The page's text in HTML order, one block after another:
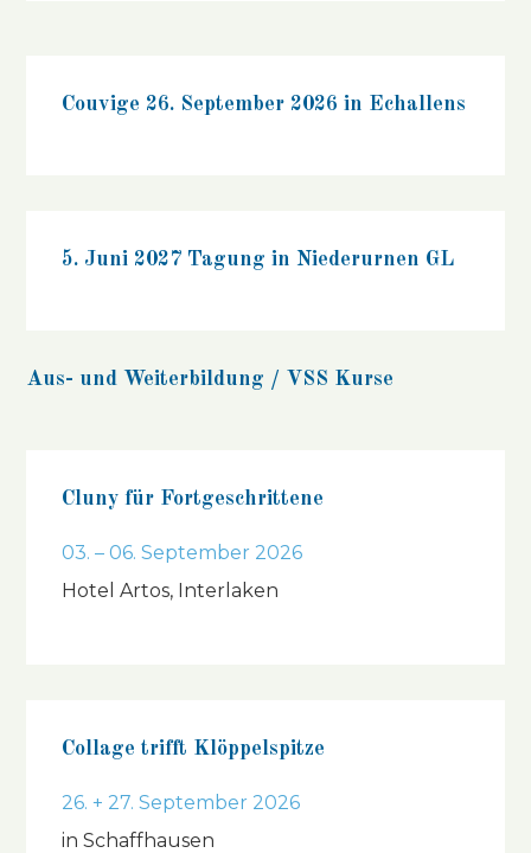
Couvige 26. September 2026 in Echallens
5. Juni 2027 Tagung in Niederurnen GL
Aus- und Weiterbildung / VSS Kurse
Cluny für Fortgeschrittene
03. – 06. September 2026
Hotel Artos, Interlaken
Collage trifft Klöppelspitze
26. + 27. September 2026
in Schaffhausen